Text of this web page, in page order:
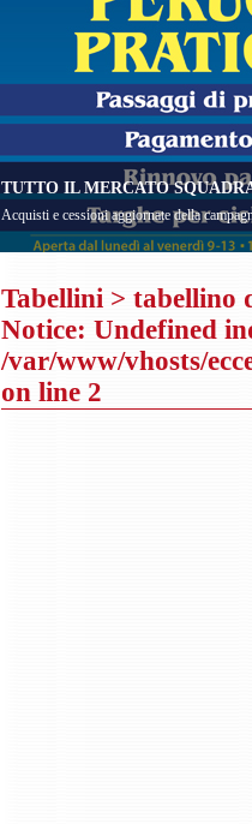
TUTTO IL MERCATO
Acquisti e cessioni aggiornate della
Tabellini > tabellino
Notice: Undefined
/var/www/vhosts/
on line 2